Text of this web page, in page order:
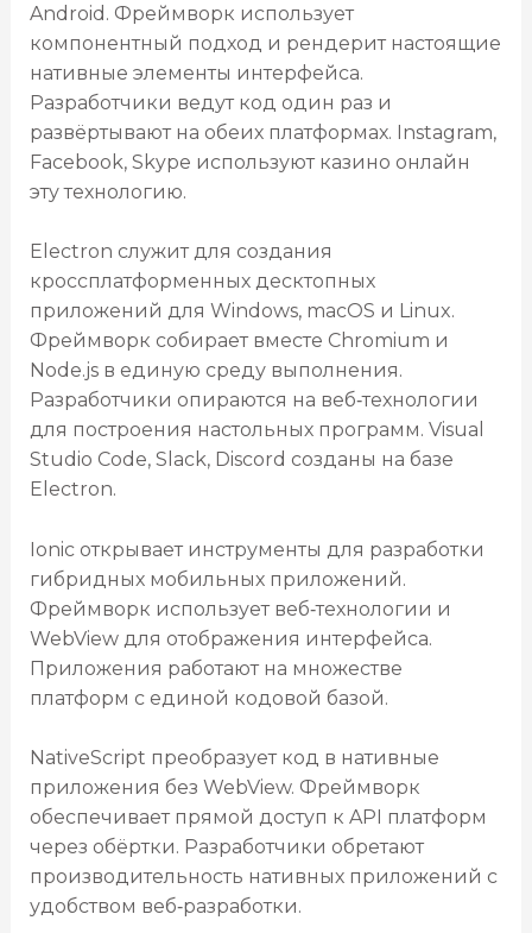
Android. Фреймворк использует
компонентный подход и рендерит настоящие
нативные элементы интерфейса.
Разработчики ведут код один раз и
развёртывают на обеих платформах. Instagram,
Facebook, Skype используют казино онлайн
эту технологию.
Electron служит для создания
кроссплатформенных десктопных
приложений для Windows, macOS и Linux.
Фреймворк собирает вместе Chromium и
Node.js в единую среду выполнения.
Разработчики опираются на веб‑технологии
для построения настольных программ. Visual
Studio Code, Slack, Discord созданы на базе
Electron.
Ionic открывает инструменты для разработки
гибридных мобильных приложений.
Фреймворк использует веб‑технологии и
WebView для отображения интерфейса.
Приложения работают на множестве
платформ с единой кодовой базой.
NativeScript преобразует код в нативные
приложения без WebView. Фреймворк
обеспечивает прямой доступ к API платформ
через обёртки. Разработчики обретают
производительность нативных приложений с
удобством веб‑разработки.